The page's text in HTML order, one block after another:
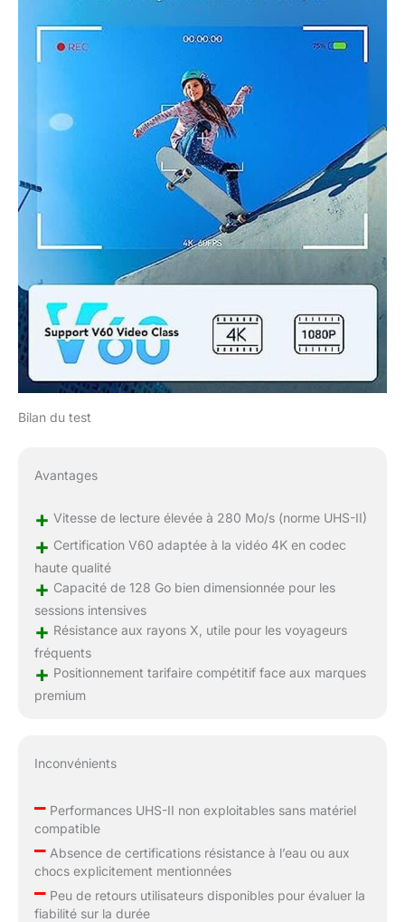
Bilan du test
Avantages
+ Vitesse de lecture élevée à 280 Mo/s (norme UHS-II)
+ Certification V60 adaptée à la vidéo 4K en codec
haute qualité
+ Capacité de 128 Go bien dimensionnée pour les
sessions intensives
+ Résistance aux rayons X, utile pour les voyageurs
fréquents
+ Positionnement tarifaire compétitif face aux marques
premium
Inconvénients
–Performances UHS-II non exploitables sans matériel
compatible
–Absence de certifications résistance à l’eau ou aux
chocs explicitement mentionnées
–Peu de retours utilisateurs disponibles pour évaluer la
fiabilité sur la durée